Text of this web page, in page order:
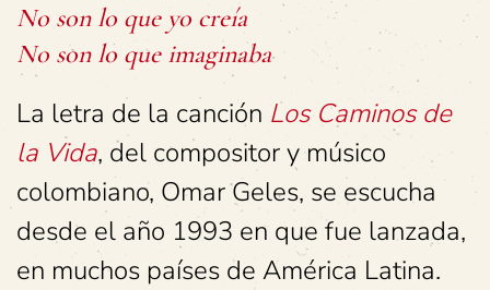
No son lo que yo creía
No son lo que imaginaba
La letra de la canción Los Caminos de
la Vida, del compositor y músico
colombiano, Omar Geles, se escucha
desde el año 1993 en que fue lanzada,
en muchos países de América Latina.